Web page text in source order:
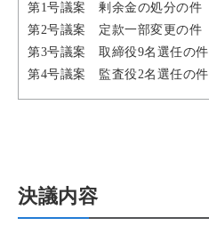
第1号議案 剰余金の処分の件
第2号議案 定款一部変更の件
第3号議案 取締役9名選任の件
第4号議案 監査役2名選任の件
決議内容